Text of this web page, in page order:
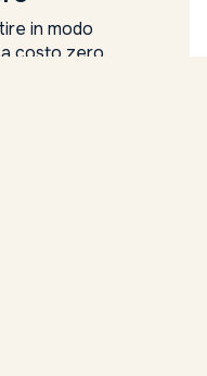
in modo
costo zero.